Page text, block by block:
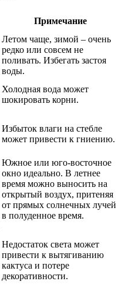
Примечание
Летом чаще, зимой – очень
редко или совсем не
поливать. Избегать застоя
воды.
Холодная вода может
шокировать корни.
Избыток влаги на стебле
может привести к гниению.
Южное или юго-восточное
окно идеально. В летнее
время можно выносить на
открытый воздух, притеняя
от прямых солнечных лучей
в полуденное время.
Недостаток света может
привести к вытягиванию
кактуса и потере
декоративности.